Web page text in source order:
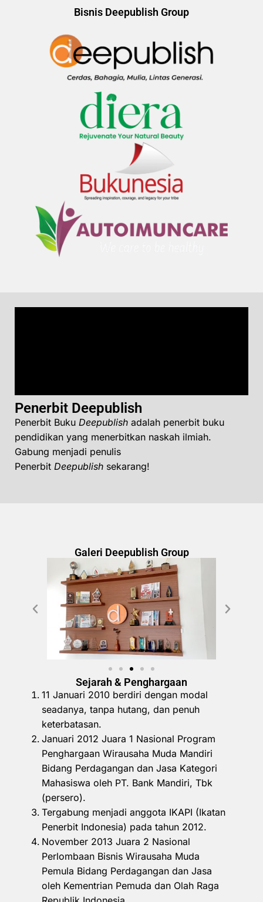
Bisnis Deepublish Group
Penerbit Deepublish
Penerbit Buku Deepublish adalah penerbit buku
pendidikan yang menerbitkan naskah ilmiah.
Gabung menjadi penulis
Penerbit Deepublish sekarang!
Galeri Deepublish Group
Sejarah & Penghargaan
11 Januari 2010 berdiri dengan modal
seadanya, tanpa hutang, dan penuh
keterbatasan.
Januari 2012 Juara 1 Nasional Program
Penghargaan Wirausaha Muda Mandiri
Bidang Perdagangan dan Jasa Kategori
Mahasiswa oleh PT. Bank Mandiri, Tbk
(persero).
Tergabung menjadi anggota IKAPI (Ikatan
Penerbit Indonesia) pada tahun 2012.
November 2013 Juara 2 Nasional
Perlombaan Bisnis Wirausaha Muda
Pemula Bidang Perdagangan dan Jasa
oleh Kementrian Pemuda dan Olah Raga